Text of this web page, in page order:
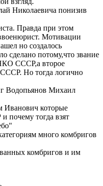
Николаевича понизив
Правда при этом
Мотивации
но создалось
сделано потому,что звание
СССР,а второе
Но тогда логично
Водопьянов Михаил
Иванович которые
почему тогда взят
много комбригов
комбригов и им